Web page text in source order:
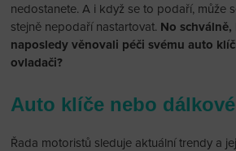
nedostanete. A i když se to podaří, může
stejně nepodaří nastartovat. No
naposledy věnovali péči svému auto
ovladači?
Auto klíče nebo
Řada motoristů sleduje aktuální trendy a